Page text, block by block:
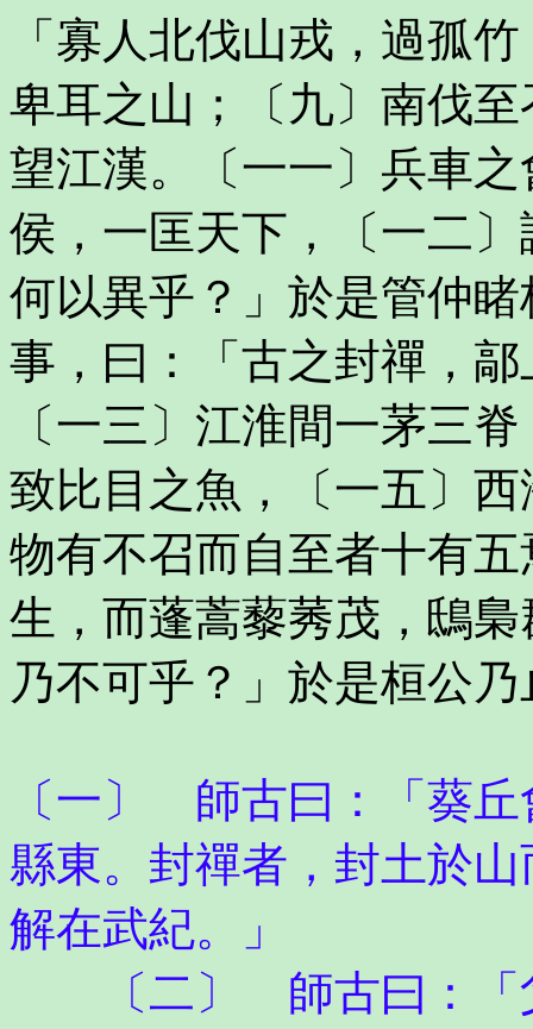
「寡人北伐山戎，過孤
卑耳之山；〔九〕南伐
望江漢。〔一一〕兵車
侯，一匡天下，〔一二
何以異乎？」於是管仲
事，曰：「古之封禪，
〔一三〕江淮間一茅三
致比目之魚，〔一五〕
物有不召而自至者十有
生，而蓬蒿藜莠茂，鴟
乃不可乎？」於是桓公乃
〔一〕 師古曰：「葵
縣東。封禪者，封土於
解在武紀。」
〔二〕 師古曰：「